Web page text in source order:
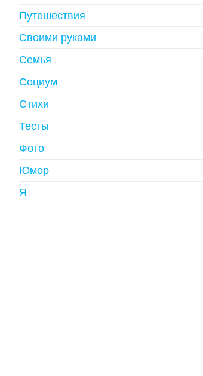
Путешествия
Своими руками
Семья
Социум
Стихи
Тесты
Фото
Юмор
Я